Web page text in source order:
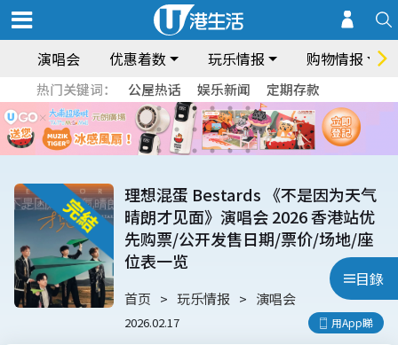
演唱会 优惠着数 玩乐情报 购物情报
热门关键词： 公屋热话 娱乐新闻 定期存款
目錄
理想混蛋 Bestards 《不是因为天气
晴朗才见面》演唱会 2026 香港站优
先购票/公开发售日期/票价/场地/座
位表一览
首页 玩乐情报 演唱会
2026.02.17 用App睇